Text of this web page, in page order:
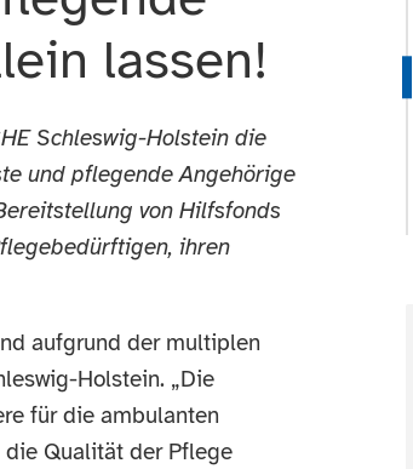
lassen!
Schleswig-Holstein die
und pflegende Angehörige
von Hilfsfonds
ihren
aufgrund der multiplen
Holstein. „Die
für die ambulanten
die Qualität der Pflege